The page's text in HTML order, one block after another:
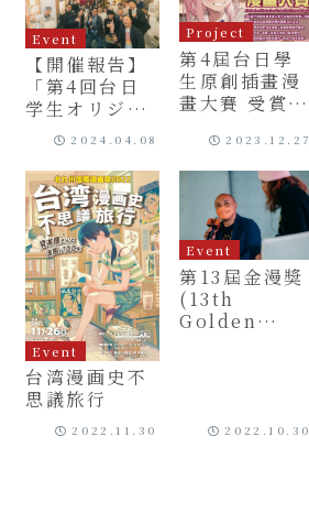
Event
【開催報告】
「第4回台日
学生オリジナ
ルイラスト・
漫画コンテス
ト」表彰式及
び作品展示会
2024.04.08
Project
第4屆台日學
生原創插畫漫
畫大賽 受賞作
2023.12.27
Event
台湾漫画史不
思議旅行
2022.11.30
Event
第13屆金漫獎
(13th
Golden
2022.10.30